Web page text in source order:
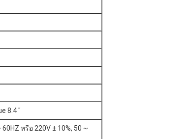
8.4 "
60HZ หรือ 220V ± 10%, 50 ~